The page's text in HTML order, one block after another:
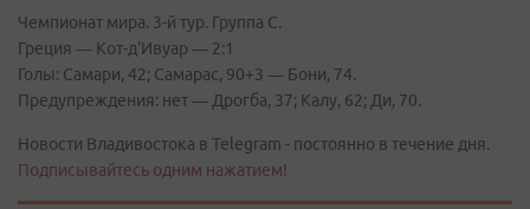
Чемпионат мира. 3-й тур. Группа С.
Греция — Кот-д'Ивуар — 2:1
Голы: Самари, 42; Самарас, 90+3 — Бони, 74.
Предупреждения: нет — Дрогба, 37; Калу, 62; Ди, 70.
Новости Владивостока в Telegram - постоянно в течение дня.
Подписывайтесь одним нажатием!